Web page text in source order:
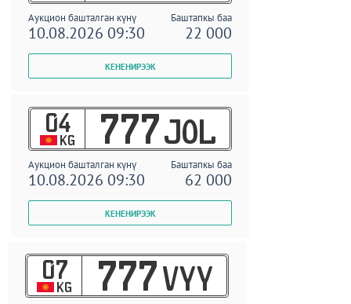
Аукцион башталган күнү Баштапкы баа
10.08.2026 09:30 22 000
04
KG 777 JOL
Аукцион башталган күнү Баштапкы баа
10.08.2026 09:30 62 000
07
KG 777 VYY